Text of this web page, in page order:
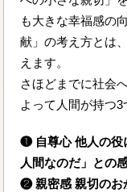
も大きな幸福感の
献」の考え方とは
えます。
さほどまでに社会
よって人間が持つ3
❶ 自尊心 他人の役
人間なのだ」との
❷ 親密感 親切のお